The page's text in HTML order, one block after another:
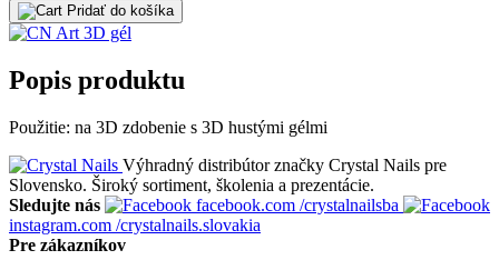
Pridať do košíka
Popis produktu
Použitie: na 3D zdobenie s 3D hustými gélmi
Výhradný distribútor značky Crystal Nails pre
Slovensko. Široký sortiment, školenia a prezentácie.
Sledujte nás
facebook.com /crystalnailsba
instagram.com /crystalnails.slovakia
Pre zákazníkov